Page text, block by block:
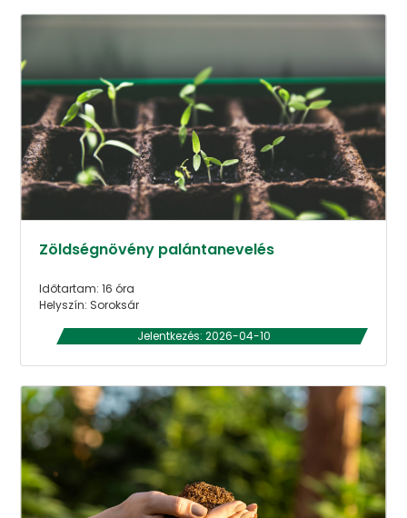
Zöldségnövény palántanevelés
Időtartam: 16 óra
Helyszín: Soroksár
Jelentkezés: 2026-04-10